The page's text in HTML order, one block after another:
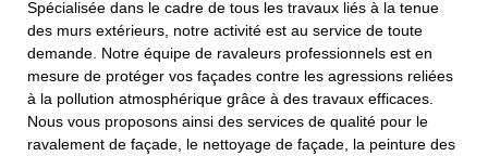
Spécialisée dans le cadre de tous les travaux liés à la tenue
des murs extérieurs, notre activité est au service de toute
demande. Notre équipe de ravaleurs professionnels est en
mesure de protéger vos façades contre les agressions reliées
à la pollution atmosphérique grâce à des travaux efficaces.
Nous vous proposons ainsi des services de qualité pour le
ravalement de façade, le nettoyage de façade, la peinture des